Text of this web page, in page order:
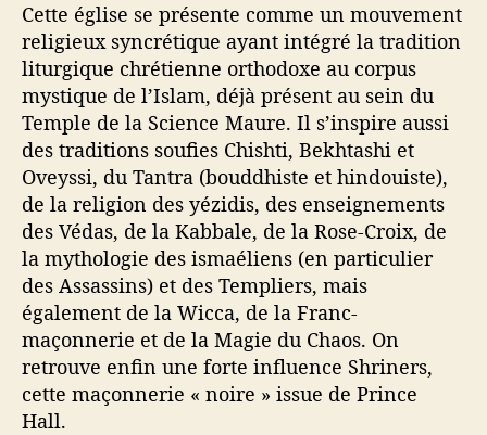
Cette église se présente comme un mouvement
religieux syncrétique ayant intégré la tradition
liturgique chrétienne orthodoxe au corpus
mystique de l’Islam, déjà présent au sein du
Temple de la Science Maure. Il s’inspire aussi
des traditions soufies Chishti, Bekhtashi et
Oveyssi, du Tantra (bouddhiste et hindouiste),
de la religion des yézidis, des enseignements
des Védas, de la Kabbale, de la Rose-Croix, de
la mythologie des ismaéliens (en particulier
des Assassins) et des Templiers, mais
également de la Wicca, de la Franc-
maçonnerie et de la Magie du Chaos. On
retrouve enfin une forte influence Shriners,
cette maçonnerie « noire » issue de Prince
Hall.